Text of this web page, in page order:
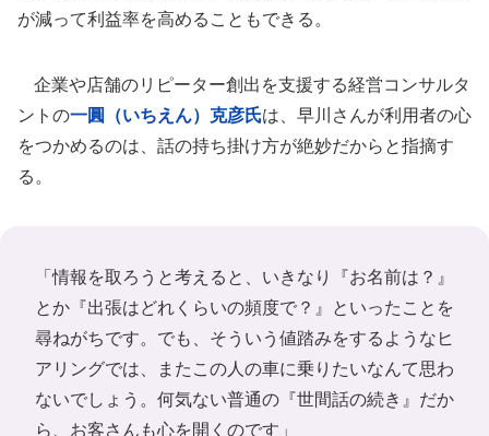
が減って利益率を高めることもできる。
企業や店舗のリピーター創出を支援する経営コンサルタ
ントの一圓（いちえん）克彦氏は、早川さんが利用者の心
をつかめるのは、話の持ち掛け方が絶妙だからと指摘す
る。
「情報を取ろうと考えると、いきなり『お名前は？』
とか『出張はどれくらいの頻度で？』といったことを
尋ねがちです。でも、そういう値踏みをするようなヒ
アリングでは、またこの人の車に乗りたいなんて思わ
ないでしょう。何気ない普通の『世間話の続き』だか
ら、お客さんも心を開くのです」